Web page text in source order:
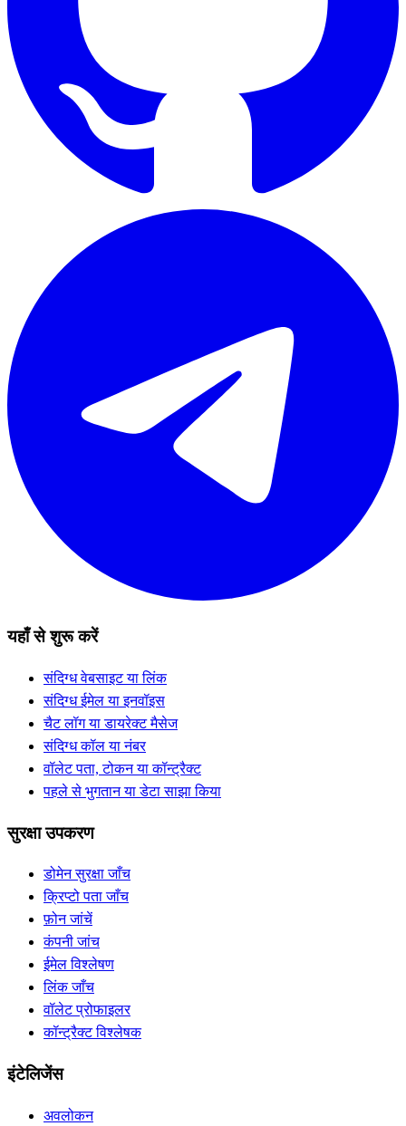
यहाँ से शुरू करें
संदिग्ध वेबसाइट या लिंक
संदिग्ध ईमेल या इनवॉइस
चैट लॉग या डायरेक्ट मैसेज
संदिग्ध कॉल या नंबर
वॉलेट पता, टोकन या कॉन्ट्रैक्ट
पहले से भुगतान या डेटा साझा किया
सुरक्षा उपकरण
डोमेन सुरक्षा जाँच
क्रिप्टो पता जाँच
फ़ोन जांचें
कंपनी जांच
ईमेल विश्लेषण
लिंक जाँच
वॉलेट प्रोफाइलर
कॉन्ट्रैक्ट विश्लेषक
इंटेलिजेंस
अवलोकन